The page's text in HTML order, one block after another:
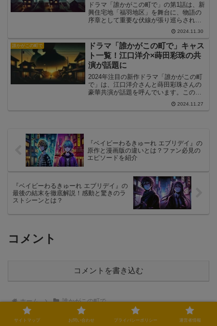
ドラマ「誰かがこの町で」の第1話は、新
興住宅地「福羽地区」を舞台に、物語の
序章として重要な伏線が張り巡らされて
います。この記事では、第1話のネタバレ
を含む詳しい解説と、今後の展開へのヒ
ントをお届けします。
2024.11.30
誰かがこの町で
ドラマ「誰かがこの町で」キャス
ト一覧！江口洋介×蒔田彩珠の共
演が話題に
2024年注目の新作ドラマ「誰かがこの町
で」は、江口洋介さんと蒔田彩珠さんの
豪華共演が話題を呼んでいます。この記
事では、「誰かがこの町で」のキャスト
一覧や役どころ、注目ポイントを詳しく
2024.11.27
『ベイビーわるきゅーれ エブリデイ』の
原作と漫画版の違いとは？ファン必見の
エピソードを紹介
『ベイビーわるきゅーれ エブリデイ』の
最後の結末を徹底解説！感動と驚きのラ
ストシーンとは？
コメント
コメントを書き込む
ホーム 誰かがこの町で
サイトマップ お問い合わせ プライバシーポリシー 運営者情報